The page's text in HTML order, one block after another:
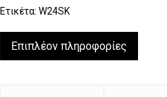
Ετικέτα:W24SK
Επιπλέον πληροφορίες